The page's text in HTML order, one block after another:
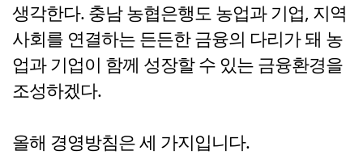
생각한다. 충남 농협은행도 농업과 기업, 지역
사회를 연결하는 든든한 금융의 다리가 돼 농
업과 기업이 함께 성장할 수 있는 금융환경을
조성하겠다.
올해 경영방침은 세 가지입니다.